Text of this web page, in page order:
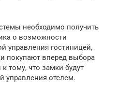
необходимо получить
о возможности
управления гостиницей,
покупают вперед выбора
тому, что замки будут
управления отелем.